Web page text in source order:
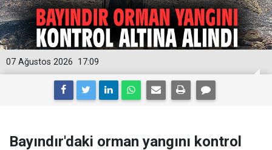
17:09
07 Ağustos 2026
Bayındır'daki orman yangını kontrol